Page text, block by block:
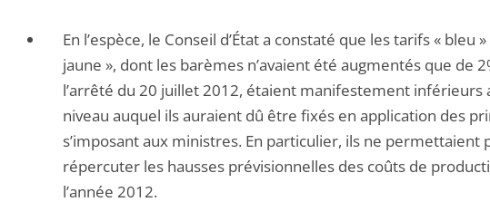
En l’espèce, le Conseil d’État a constaté que les tarifs « bleu
jaune », dont les barèmes n’avaient été augmentés que de
l’arrêté du 20 juillet 2012, étaient manifestement inférieurs
niveau auquel ils auraient dû être fixés en application des
s’imposant aux ministres. En particulier, ils ne permettaient
répercuter les hausses prévisionnelles des coûts de
l’année 2012.